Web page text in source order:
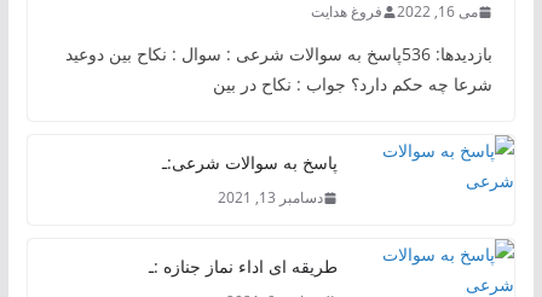
می 16, 2022 فروغ هدایت
بازدیدها: 536پاسخ به سوالات شرعی : سوال : نکاح بین دوعید
شرعا چه حکم دارد؟ جواب : نکاح در بین
پاسخ به سوالات شرعی:ـ
دسامبر 13, 2021
طریقه ای اداء نماز جنازه :ـ